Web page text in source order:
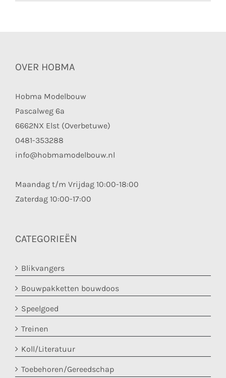
OVER HOBMA
Hobma Modelbouw
Pascalweg 6a
6662NX Elst (Overbetuwe)
0481-353288
info@hobmamodelbouw.nl
Maandag t/m Vrijdag 10:00-18:00
Zaterdag 10:00-17:00
CATEGORIEËN
Blikvangers
Bouwpakketten bouwdoos
Speelgoed
Treinen
Koll/Literatuur
Toebehoren/Gereedschap